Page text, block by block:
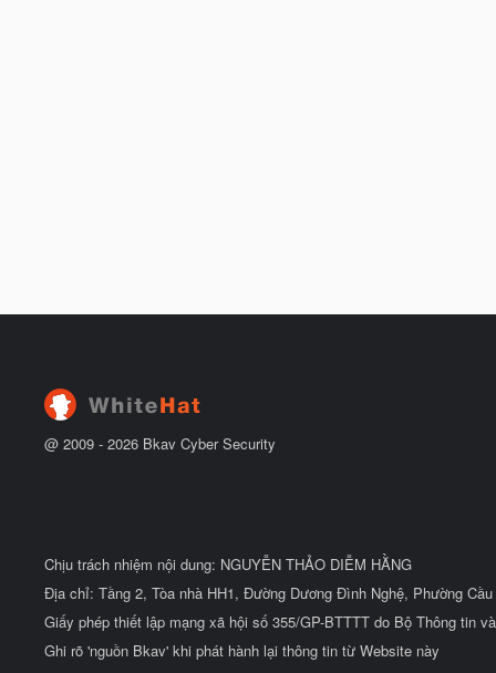
@ 2009 - 2026 Bkav Cyber Security
Chịu trách nhiệm nội dung: NGUYỄN THẢO DIỄM HẰNG
Địa chỉ: Tầng 2, Tòa nhà HH1, Đường Dương Đình Nghệ, Phường
Giấy phép thiết lập mạng xã hội số 355/GP-BTTTT do Bộ Thông tin
Ghi rõ 'nguồn Bkav' khi phát hành lại thông tin từ Website này